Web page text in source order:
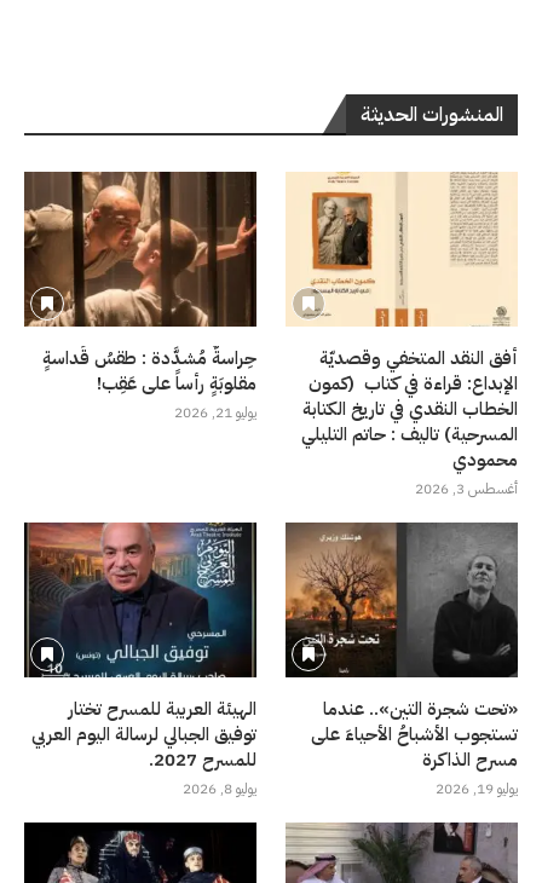
المنشورات الحديثة
أفق النقد المتخفي وقصديّة
الإبداع: قراءة في كتاب (كمون
الخطاب النقدي في تاريخ الكتابة
المسرحية) تاليف : حاتم التليلي
محمودي
أغسطس 3, 2026
حِراسةٌ مُشدَّدة : طقسُ قَداسةٍ
مقلوبَةٍ رأساً على عَقِب!
يوليو 21, 2026
«تحت شجرة التين».. عندما
تستجوب الأشباحُ الأحياءَ على
مسرح الذاكرة
يوليو 19, 2026
الهيئة العربية للمسرح تختار
توفيق الجبالي لرسالة اليوم العربي
للمسرح 2027.
يوليو 8, 2026